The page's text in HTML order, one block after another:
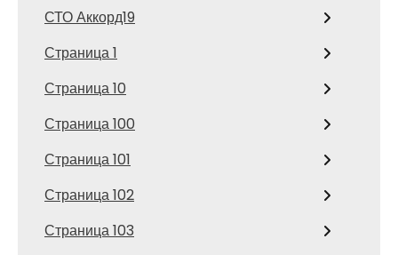
СТО Аккорд19
Страница 1
Страница 10
Страница 100
Страница 101
Страница 102
Страница 103